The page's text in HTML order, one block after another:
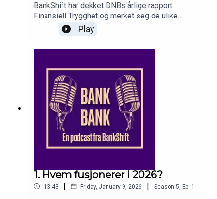
BankShift har dekket DNBs årlige rapport
Finansiell Trygghet og merket seg de ulike
trendene fra året som gikk – og hva vi bør være
på vakt ovenfor i året som kommer.Falske
reklameplakater, KI-Braathen og ansatte på
journalister Martin Fuglseth Kolden og Lise
AanesProdusent: Lise Aanes
Play
1. Hvem fusjonerer i 2026?
13:43 | Friday, January 9, 2026 | Season 5, Ep. 1